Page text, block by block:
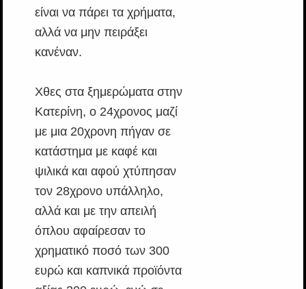
είναι να πάρει τα χρήματα,
αλλά να μην πειράξει
κανέναν.
Χθες στα ξημερώματα στην
Κατερίνη, ο 24χρονος μαζί
με μια 20χρονη πήγαν σε
κατάστημα με καφέ και
ψιλικά και αφού χτύπησαν
τον 28χρονο υπάλληλο,
αλλά και με την απειλή
όπλου αφαίρεσαν το
χρηματικό ποσό των 300
ευρώ και καπνικά προϊόντα